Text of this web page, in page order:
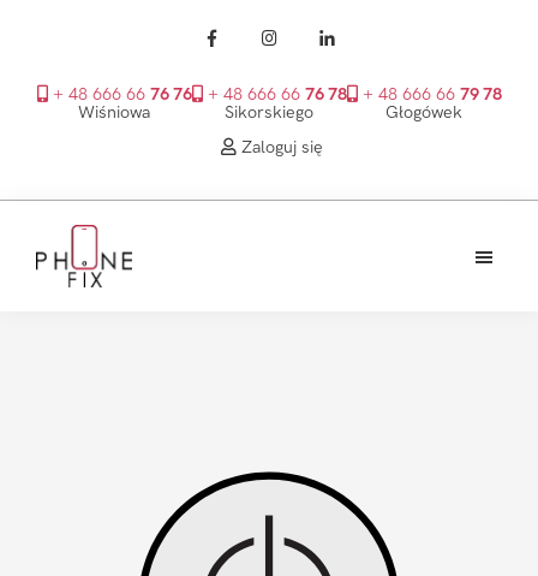
+ 48 666 66 76 76
Wiśniowa
+ 48 666 66 76 78
Sikorskiego
+ 48 666 66 79 78
Głogówek
Zaloguj się
głównego